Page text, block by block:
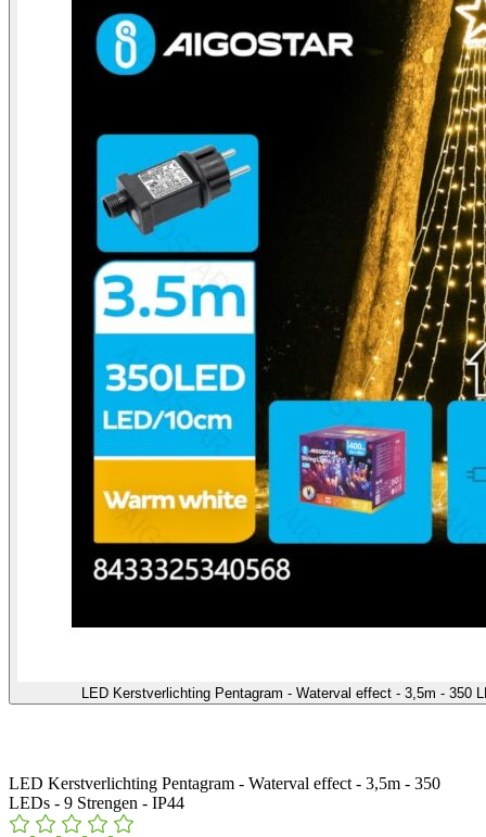
LED Kerstverlichting Pentagram - Waterval effect - 3,5m - 350
LED Kerstverlichting Pentagram - Waterval effect - 3,5m - 350
LEDs - 9 Strengen - IP44